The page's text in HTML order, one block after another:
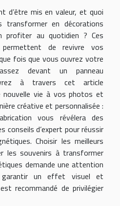
d’être mis en valeur, et quoi
transformer en décorations
profiter au quotidien ? Ces
permettent de revivre vos
fois que vous ouvrez votre
devant un panneau
à travers cet article
nouvelle vie à vos photos et
créative et personnalisée :
vous révélera des
conseils d’expert pour réussir
Choisir les meilleurs
les souvenirs à transformer
demande une attention
garantir un effet visuel et
recommandé de privilégier